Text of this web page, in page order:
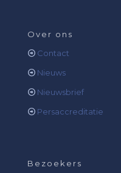
Over ons
Contact
Nieuws
Nieuwsbrief
Persaccreditatie
Bezoekers